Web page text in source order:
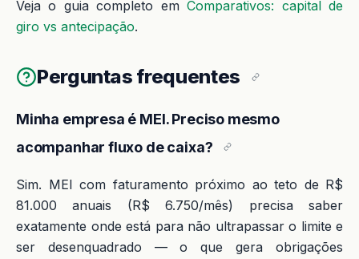
Veja o guia completo emComparativos: capital de
giro vs antecipação.
Perguntas frequentes
Minha empresa é MEI. Preciso mesmo
acompanhar fluxo de caixa?
Sim. MEI com faturamento próximo ao teto de R$
81.000 anuais (R$ 6.750/mês) precisa saber
exatamente onde está para não ultrapassar o limite e
ser desenquadrado — o que gera obrigações